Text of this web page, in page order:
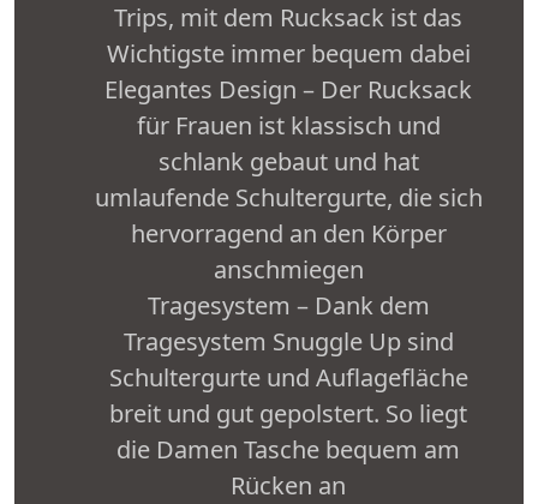
Trips, mit dem Rucksack ist das
Wichtigste immer bequem dabei
Elegantes Design – Der Rucksack
für Frauen ist klassisch und
schlank gebaut und hat
umlaufende Schultergurte, die sich
hervorragend an den Körper
anschmiegen
Tragesystem – Dank dem
Tragesystem Snuggle Up sind
Schultergurte und Auflagefläche
breit und gut gepolstert. So liegt
die Damen Tasche bequem am
Rücken an